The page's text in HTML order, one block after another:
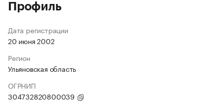
Профиль
Дата регистрации
20 июня 2002
Регион
Ульяновская область
ОГРНИП
304732820800039